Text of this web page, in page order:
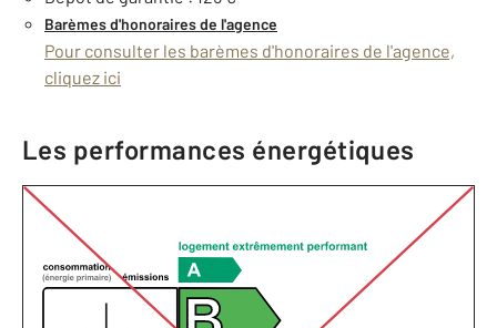
Barèmes d'honoraires de l'agence
Pour consulter les barèmes d'honoraires de l'agence,
cliquez ici
Les performances énergétiques